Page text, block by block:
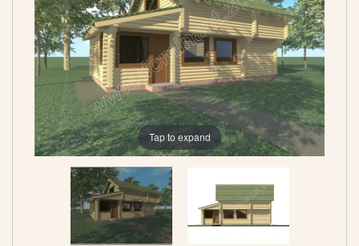
Tap to expand